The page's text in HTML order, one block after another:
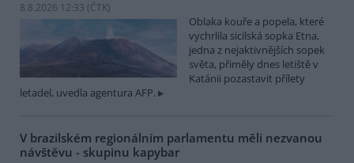
8.8.2026 12:33 (ČTK)
Oblaka kouře a popela, které
vychrlila sicilská sopka Etna,
jedna z nejaktivnějších sopek
světa, přiměly dnes letiště v
Katánii pozastavit přílety
letadel, uvedla agentura AFP.
V brazilském regionálním parlamentu měli nezvanou
návštěvu - skupinu kapybar